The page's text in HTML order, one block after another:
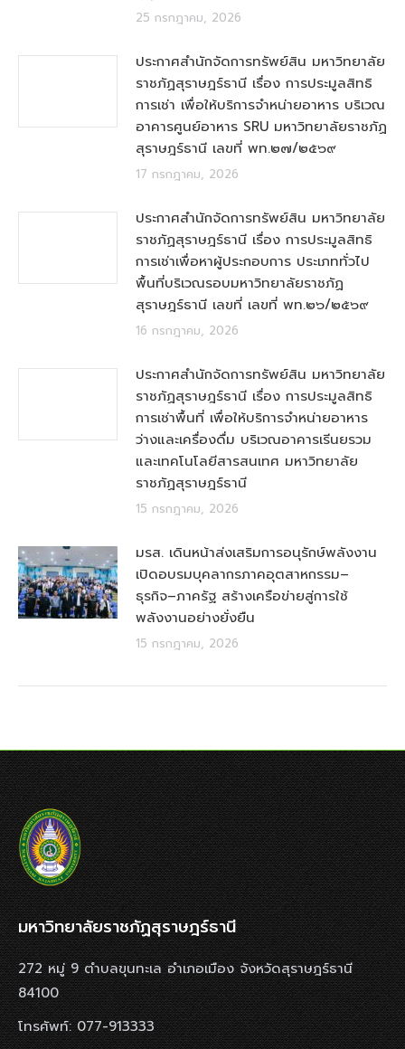
25 กรกฎาคม, 2026
ประกาศสำนักจัดการทรัพย์สิน มหาวิทยาลัย
ราชภัฏสุราษฎร์ธานี เรื่อง การประมูลสิทธิ
การเช่า เพื่อให้บริการจำหน่ายอาหาร บริเวณ
อาคารศูนย์อาหาร SRU มหาวิทยาลัยราชภัฏ
สุราษฎร์ธานี เลขที่ พท.๒๗/๒๕๖๙
17 กรกฎาคม, 2026
ประกาศสำนักจัดการทรัพย์สิน มหาวิทยาลัย
ราชภัฏสุราษฎร์ธานี เรื่อง การประมูลสิทธิ
การเช่าเพื่อหาผู้ประกอบการ ประเภททั่วไป
พื้นที่บริเวณรอบมหาวิทยาลัยราชภัฏ
สุราษฎร์ธานี เลขที่ เลขที่ พท.๒๖/๒๕๖๙
16 กรกฎาคม, 2026
ประกาศสำนักจัดการทรัพย์สิน มหาวิทยาลัย
ราชภัฏสุราษฎร์ธานี เรื่อง การประมูลสิทธิ
การเช่าพื้นที่ เพื่อให้บริการจำหน่ายอาหาร
ว่างและเครื่องดื่ม บริเวณอาคารเรีนยรวม
และเทคโนโลยีสารสนเทศ มหาวิทยาลัย
ราชภัฏสุราษฎร์ธานี
15 กรกฎาคม, 2026
มรส. เดินหน้าส่งเสริมการอนุรักษ์พลังงาน
เปิดอบรมบุคลากรภาคอุตสาหกรรม–
ธุรกิจ–ภาครัฐ สร้างเครือข่ายสู่การใช้
พลังงานอย่างยั่งยืน
15 กรกฎาคม, 2026
มหาวิทยาลัยราชภัฏสุราษฎร์ธานี
272 หมู่ 9 ตำบลขุนทะเล อำเภอเมือง จังหวัดสุราษฎร์ธานี
84100
โทรศัพท์: 077-913333